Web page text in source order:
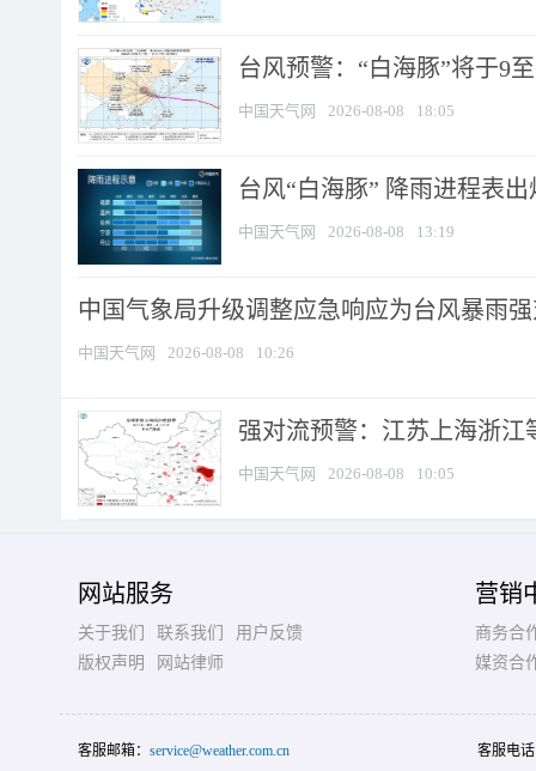
台风预警：“白海豚”将于9
中国天气网 2026-08-08 18:05
台风“白海豚” 降雨进程表
中国天气网 2026-08-08 13:19
中国气象局升级调整应急响应为台风暴雨
中国天气网 2026-08-08 10:26
强对流预警：江苏上海浙江
中国天气网 2026-08-08 10:05
网站服务
关于我们 联系我们
用户反馈
版权声明
网站律师
营销
商务合
媒资合
客服邮箱： service@weather.com.cn 客服电